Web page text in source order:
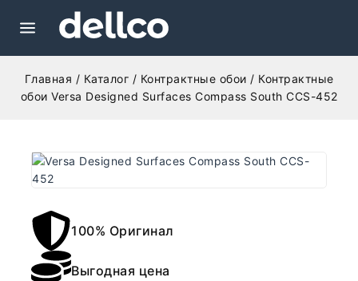
Главная / Каталог / Контрактные обои / Контрактные
обои Versa Designed Surfaces Compass South CCS-452
100% Оригинал
Выгодная цена